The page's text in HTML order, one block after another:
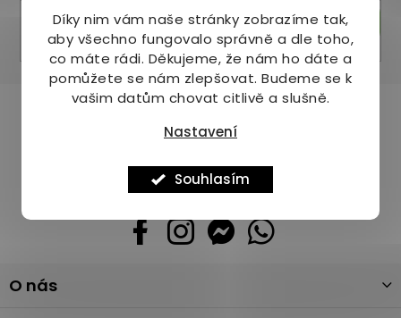
Díky nim vám naše stránky zobrazíme tak,
aby všechno fungovalo správně a dle toho,
co máte rádi. Děkujeme, že nám ho dáte a
pomůžete se nám zlepšovat. Budeme se k
vašim datům chovat citlivě a slušně.
Nastavení
Souhlasím
Přihlásit se
Pomůžeme vám s výběrem
Potřebujete s něčím poradit? Jsme tu pro vás!
+420 736 708 220
info@mj-krasazdravi.cz
áO nás